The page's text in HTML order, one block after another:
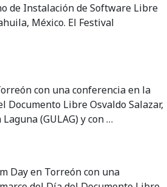
de Instalación de Software Libre
México. El Festival
con una conferencia en la
Documento Libre Osvaldo Salazar,
(GULAG) y con …
Day en Torreón con una